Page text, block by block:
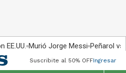
EE.UU. Murió Jorge Messi Peñarol
Suscribite al 50% OFFIngresar